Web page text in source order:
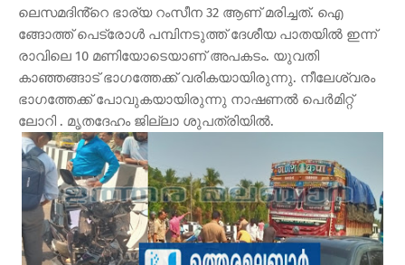
ലെസമദിൻ്റെ ഭാര്യ റംസീന 32 ആണ് മരിച്ചത്. ഐ
ങ്ങോത്ത് പെട്രോൾ പമ്പിനടുത്ത് ദേശീയ പാതയിൽ ഇന്ന്
രാവിലെ 10 മണിയോടെയാണ് അപകടം. യുവതി
കാഞ്ഞങ്ങാട് ഭാഗത്തേക്ക് വരികയായിരുന്നു. നീലേശ്വരം
ഭാഗത്തേക്ക് പോവുകയായിരുന്നു നാഷണൽ പെർമിറ്റ്
ലോറി . മൃതദേഹം ജില്ലാ ശുപത്രിയിൽ.